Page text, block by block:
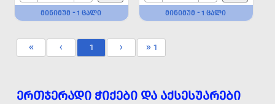
ᲛᲘᲜᲘᲛᲣᲛ - 1 ᲪᲐᲚᲘ ᲛᲘᲜᲘᲛᲣᲛ - 1 ᲪᲐᲚᲘ
« ‹ 1 › » 1
ᲔᲠᲗᲯᲔᲠᲐᲓᲘ ᲭᲘᲥᲔᲑᲘ ᲓᲐ ᲐᲥᲡᲔᲡᲣᲐᲠᲔᲑᲘ